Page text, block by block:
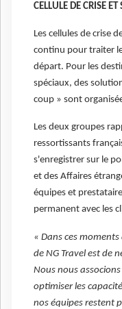
CELLULE DE CRISE ET
Les cellules de crise
continu pour traiter
départ. Pour les
spéciaux, des
coup » sont
Les deux groupes
ressortissants
s'enregistrer sur le
et des Affaires
équipes et
permanent avec les
« Dans ces
de NG Travel est de
Nous nous
optimiser les
nos équipes restent